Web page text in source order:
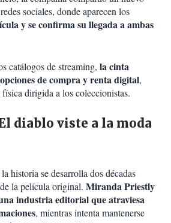
sociales, donde aparecen los
y se confirma su llegada a ambas
catálogos de streaming, la cinta
de compra y renta digital,
dirigida a los coleccionistas.
diablo viste a la moda
historia se desarrolla dos décadas
la película original. Miranda Priestly
industria editorial que atraviesa
, mientras intenta mantenerse